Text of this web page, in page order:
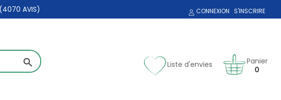
AVIS) CONNEXION S'INSCRIRE
search Liste d'envies
Panier
0